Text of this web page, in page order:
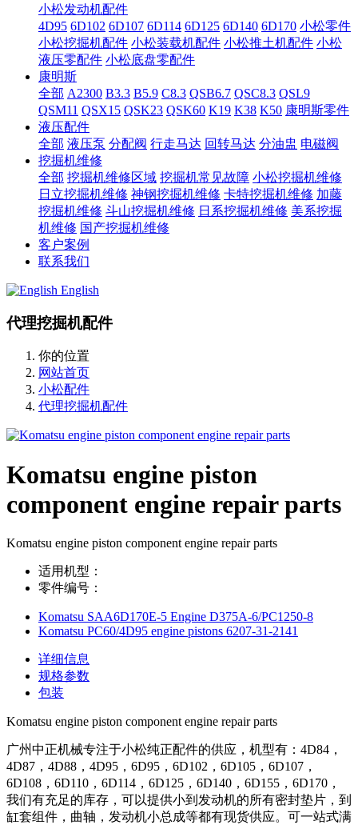
小松发动机配件
4D95 6D102 6D107 6D114 6D125 6D140 6D170 小松零件
小松挖掘机配件 小松装载机配件 小松推土机配件 小松
液压零配件 小松底盘零配件
康明斯
全部 A2300 B3.3 B5.9 C8.3 QSB6.7 QSC8.3 QSL9
QSM11 QSX15 QSK23 QSK60 K19 K38 K50 康明斯零件
液压配件
全部 液压泵 分配阀 行走马达 回转马达 分油盅 电磁阀
挖掘机维修
全部 挖掘机维修区域 挖掘机常见故障 小松挖掘机维修
日立挖掘机维修 神钢挖掘机维修 卡特挖掘机维修 加藤
挖掘机维修 斗山挖掘机维修 日系挖掘机维修 美系挖掘
机维修 国产挖掘机维修
客户案例
联系我们
English
代理挖掘机配件
你的位置
网站首页
小松配件
代理挖掘机配件
Komatsu engine piston
component engine repair parts
Komatsu engine piston component engine repair parts
适用机型：
零件编号：
Komatsu SAA6D170E-5 Engine D375A-6/PC1250-8
Komatsu PC60/4D95 engine pistons 6207-31-2141
详细信息
规格参数
包装
Komatsu engine piston component engine repair parts
广州中正机械专注于小松纯正配件的供应，机型有：4D84，
4D87，4D88，4D95，6D95，6D102，6D105，6D107，
6D108，6D110，6D114，6D125，6D140，6D155，6D170，
我们有充足的库存，可以提供小到发动机的所有密封垫片，到
缸套组件，曲轴，发动机小总成等都有现货供应。可一站式满